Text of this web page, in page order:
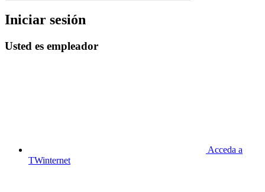
Iniciar sesión
Usted es empleador
Acceda a
TWinternet